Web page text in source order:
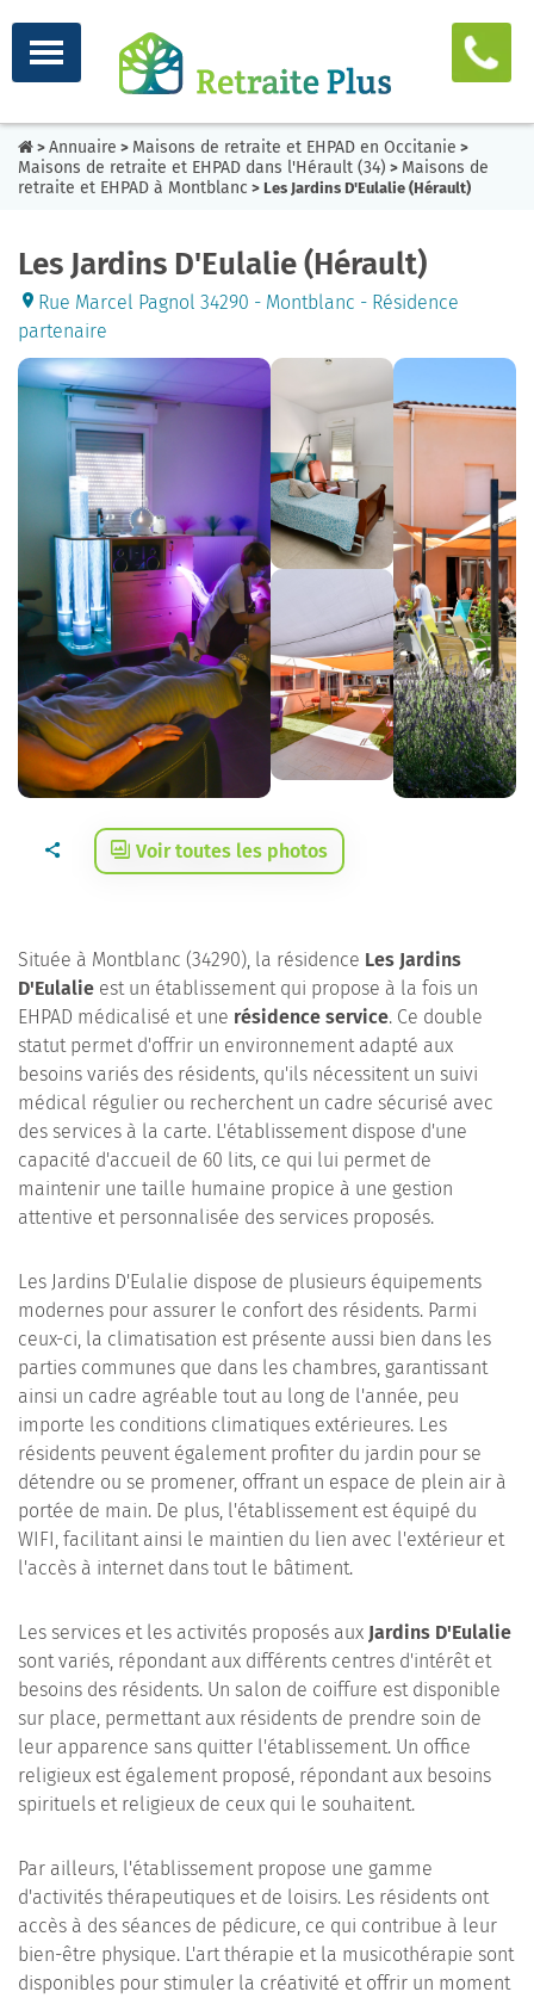
> Annuaire > Maisons de retraite et EHPAD en Occitanie >
Maisons de retraite et EHPAD dans l'Hérault (34) > Maisons de
retraite et EHPAD à Montblanc > Les Jardins D'Eulalie (Hérault)
Les Jardins D'Eulalie (Hérault)
Rue Marcel Pagnol 34290 - Montblanc - Résidence
partenaire
Voir toutes les photos
Située à Montblanc (34290), la résidence Les Jardins
D'Eulalie est un établissement qui propose à la fois un
EHPAD médicalisé et une résidence service. Ce double
statut permet d'offrir un environnement adapté aux
besoins variés des résidents, qu'ils nécessitent un suivi
médical régulier ou recherchent un cadre sécurisé avec
des services à la carte. L'établissement dispose d'une
capacité d'accueil de 60 lits, ce qui lui permet de
maintenir une taille humaine propice à une gestion
attentive et personnalisée des services proposés.
Les Jardins D'Eulalie dispose de plusieurs équipements
modernes pour assurer le confort des résidents. Parmi
ceux-ci, la climatisation est présente aussi bien dans les
parties communes que dans les chambres, garantissant
ainsi un cadre agréable tout au long de l'année, peu
importe les conditions climatiques extérieures. Les
résidents peuvent également profiter du jardin pour se
détendre ou se promener, offrant un espace de plein air à
portée de main. De plus, l'établissement est équipé du
WIFI, facilitant ainsi le maintien du lien avec l'extérieur et
l'accès à internet dans tout le bâtiment.
Les services et les activités proposés aux Jardins D'Eulalie
sont variés, répondant aux différents centres d'intérêt et
besoins des résidents. Un salon de coiffure est disponible
sur place, permettant aux résidents de prendre soin de
leur apparence sans quitter l'établissement. Un office
religieux est également proposé, répondant aux besoins
spirituels et religieux de ceux qui le souhaitent.
Par ailleurs, l'établissement propose une gamme
d'activités thérapeutiques et de loisirs. Les résidents ont
accès à des séances de pédicure, ce qui contribue à leur
bien-être physique. L'art thérapie et la musicothérapie sont
disponibles pour stimuler la créativité et offrir un moment